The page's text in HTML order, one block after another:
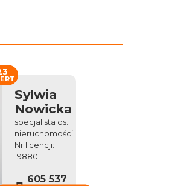
Sylwia
Nowicka
specjalista ds.
nieruchomości
Nr licencji:
19880
605 537